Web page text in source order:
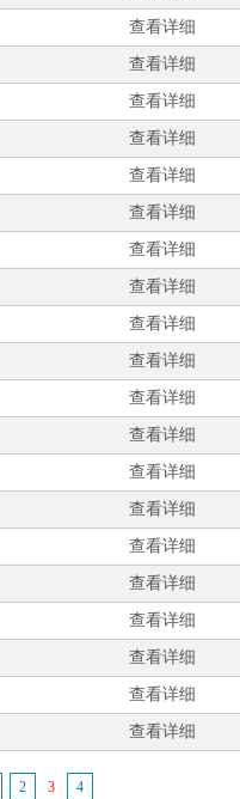
查看详细
查看详细
查看详细
查看详细
查看详细
查看详细
查看详细
查看详细
查看详细
查看详细
查看详细
查看详细
查看详细
查看详细
查看详细
查看详细
查看详细
查看详细
查看详细
查看详细
2 3 4